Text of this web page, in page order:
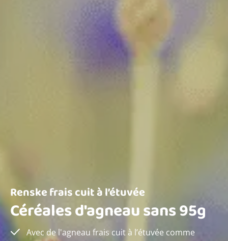
Renske frais cuit à l’étuvée
Céréales d'agneau sans 95g
Avec de l'agneau frais cuit à l’étuvée comme